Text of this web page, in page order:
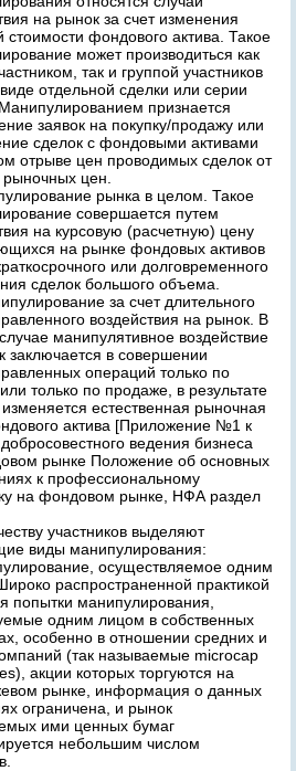
на рынок за счет изменения
стоимости фондового актива. Такое
может производиться как
так и группой участников
отдельной сделки или серии
признается
заявок на покупку/продажу или
сделок с фондовыми активами
отрыве цен проводимых сделок от
цен.
рынка в целом. Такое
совершается путем
на курсовую (расчетную) цену
на рынке фондовых активов
или долговременного
сделок большого объема.
за счет длительного
воздействия на рынок. В
манипулятивное воздействие
заключается в совершении
операций только по
только по продаже, в результате
естественная рыночная
актива [Приложение №1 к
ведения бизнеса
рынке Положение об основных
к профессиональному
на фондовом рынке, НФА раздел
участников выделяют
виды манипулирования:
осуществляемое одним
распространенной практикой
попытки манипулирования,
одним лицом в собственных
особенно в отношении средних и
(так называемые microcap
акции которых торгуются на
рынке, информация о данных
ограничена, и рынок
ими ценных бумаг
небольшим числом